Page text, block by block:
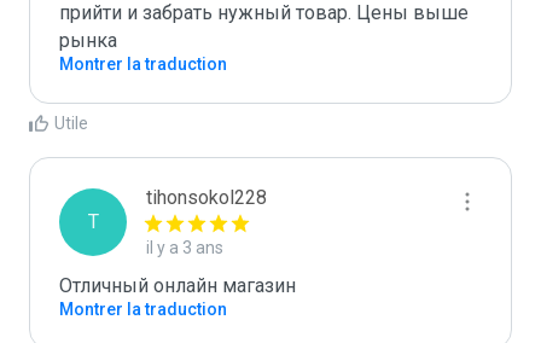
прийти и забрать нужный товар. Цены выше
рынка
Montrer la traduction
Utile
T
tihonsokol228
il y a 3 ans
Отличный онлайн магазин
Montrer la traduction